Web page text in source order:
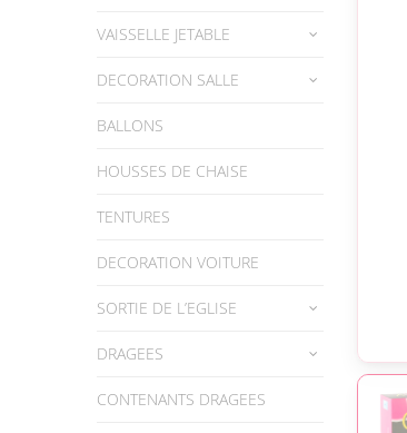
VAISSELLE JETABLE
DECORATION SALLE
BALLONS
HOUSSES DE CHAISE
TENTURES
DECORATION VOITURE
SORTIE DE L’EGLISE
DRAGEES
CONTENANTS DRAGEES